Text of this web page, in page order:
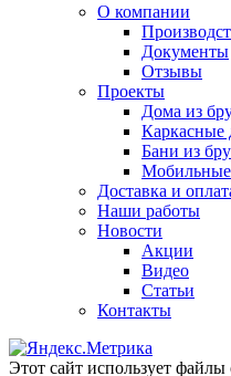
О компании
Документы
Отзывы
Проекты
Дома из
Каркасные
Бани из
Доставка и
Наши работы
Новости
Акции
Видео
Статьи
Контакты
Этот сайт использует файлы